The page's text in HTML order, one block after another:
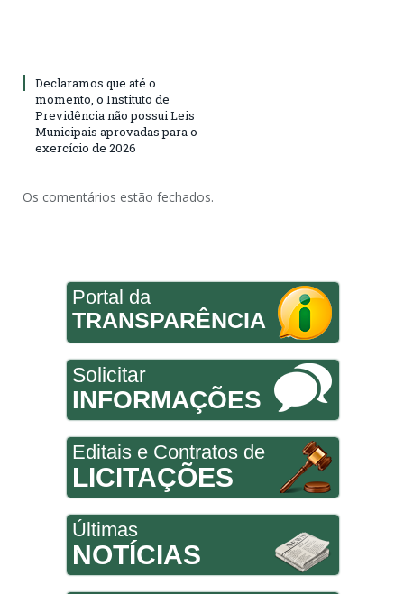
Declaramos que até o
momento, o Instituto de
Previdência não possui Leis
Municipais aprovadas para o
exercício de 2026
Os comentários estão fechados.
Portal da
TRANSPARÊNCIA
Solicitar
INFORMAÇÕES
Editais e Contratos de
LICITAÇÕES
Últimas
NOTÍCIAS